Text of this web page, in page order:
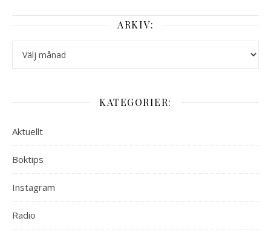
ARKIV:
KATEGORIER:
Aktuellt
Boktips
Instagram
Radio